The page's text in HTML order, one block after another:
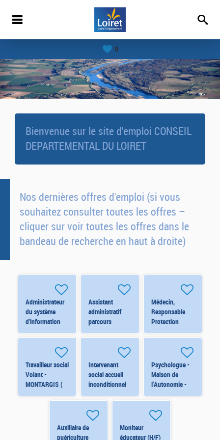
0
Bienvenue sur le site d'emploi CONSEIL
DEPARTEMENTAL DU LOIRET
Nos dernières offres d'emploi (si vous
souhaitez consulter toutes les offres –
cliquer sur voir toutes les offres dans le
bandeau de recherche en haut à droite)
Administrateur
du système
d'information
financier -
Assistant
administratif
parcours
insertion RSA -
Médecin,
Responsable
Protection
Maternelle
(7626) H/F
Travailleur social
Volant -
MONTARGIS (
8220) H/F
Intervenant
social accueil
inconditionnel
et Relais France
Services -
PITHIVIERS
Psychologue -
Maison de
l'Autonomie -
ORLEANS
(Contrat de
remplacement)
Auxiliaire de
puériculture
Moniteur
éducateur (H/F)